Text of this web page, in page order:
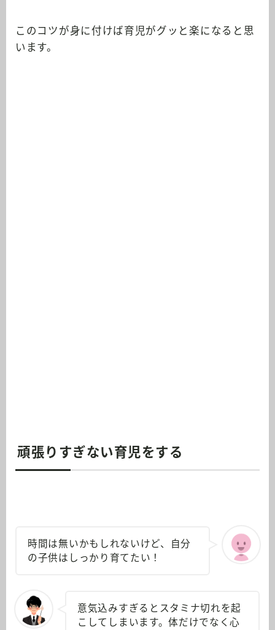
このコツが身に付けば育児がグッと楽になると思
います。
頑張りすぎない育児をする
時間は無いかもしれないけど、自分
の子供はしっかり育てたい！
意気込みすぎるとスタミナ切れを起
こしてしまいます。体だけでなく心